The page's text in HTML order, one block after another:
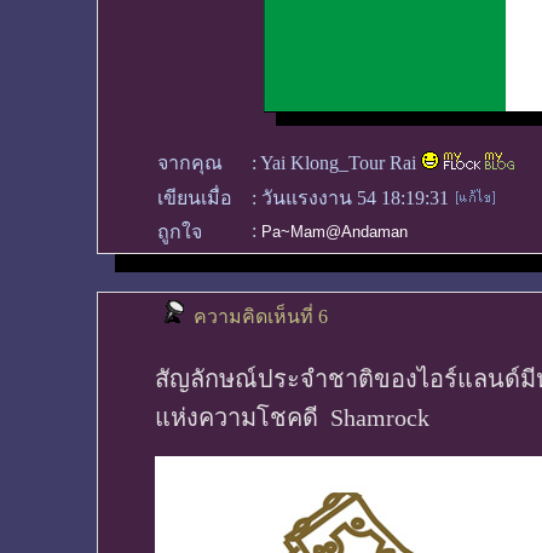
จากคุณ : Yai Klong_Tour Rai
เขียนเมื่อ
: วันแรงงาน 54 18:19:31
ถูกใจ
: Pa~Mam@Andaman
ความคิดเห็นที่ 6
สัญลักษณ์ประจำชาติของไอร์แลนด์มี
แห่งความโชคดี Shamrock